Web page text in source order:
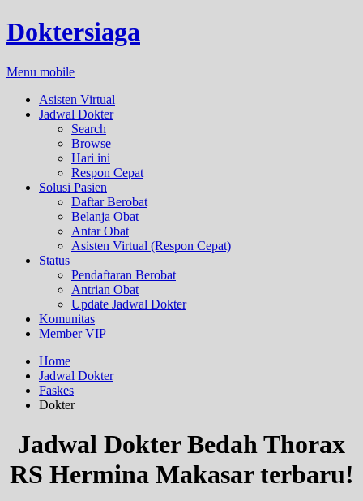
Doktersiaga
Menu mobile
Asisten Virtual
Jadwal Dokter
Search
Browse
Hari ini
Respon Cepat
Solusi Pasien
Daftar Berobat
Belanja Obat
Antar Obat
Asisten Virtual (Respon Cepat)
Status
Pendaftaran Berobat
Antrian Obat
Update Jadwal Dokter
Komunitas
Member VIP
Home
Jadwal Dokter
Faskes
Dokter
Jadwal Dokter Bedah Thorax
RS Hermina Makasar terbaru!